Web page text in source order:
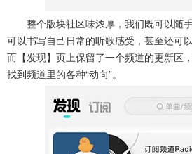
整个版块社区味浓厚，我们既可以随
可以书写自己日常的听歌感受，甚至还可
而【发现】页上保留了一个频道的更新区
找到频道里的各种“动向”。